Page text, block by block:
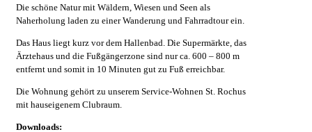
Die schöne Natur mit Wäldern, Wiesen und Seen als
Naherholung laden zu einer Wanderung und Fahrradtour ein.
Das Haus liegt kurz vor dem Hallenbad. Die Supermärkte, das
Ärztehaus und die Fußgängerzone sind nur ca. 600 – 800 m
entfernt und somit in 10 Minuten gut zu Fuß erreichbar.
Die Wohnung gehört zu unserem Service-Wohnen St. Rochus
mit hauseigenem Clubraum.
Downloads: